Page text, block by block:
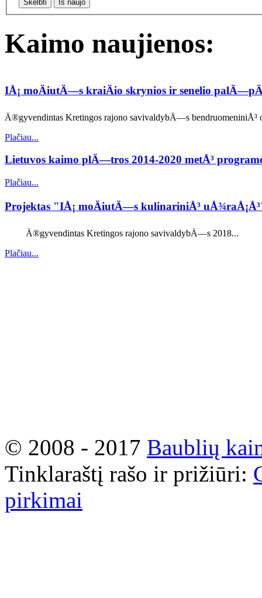
Kaimo naujienos:
IÅ¡ moÄiutÄ—s kraiÄio skrynios ir senelio
Ä®gyvendintas Kretingos rajono savivaldybÄ—s bendruomeniniÅ³
Plačiau...
Lietuvos kaimo plÄ—tros 2014-2020 metÅ³
Plačiau...
Projektas "IÅ¡ moÄiutÄ—s kulinariniÅ³
Ä®gyvendintas Kretingos rajono savivaldybÄ—s 2018...
Plačiau...
© 2008 - 2017 Baublių
Tinklaraštį rašo ir prižiūri:
pirkimai